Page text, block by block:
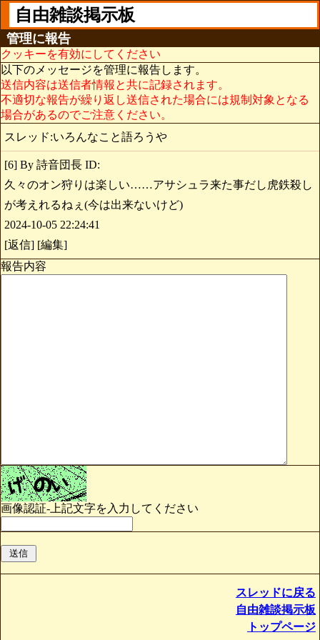
自由雑談掲示板
管理に報告
クッキーを有効にしてください
以下のメッセージを管理に報告します。
送信内容は送信者情報と共に記録されます。
不適切な報告が繰り返し送信された場合には規制対象となる
場合があるのでご注意ください。
スレッド:いろんなこと語ろうや
[6] By 詩音団長 ID:
久々のオン狩りは楽しい……アサシュラ来た事だし虎鉄殺し
が考えれるねぇ(今は出来ないけど)
2024-10-05 22:24:41
[返信] [編集]
報告内容
画像認証-上記文字を入力してください
スレッドに戻る
自由雑談掲示板
トップページ